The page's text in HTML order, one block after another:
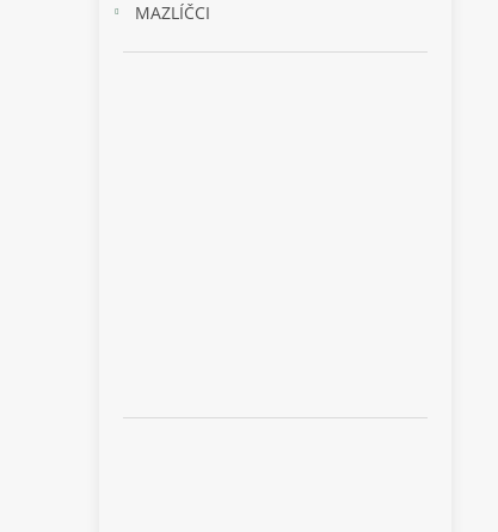
MAZLÍČCI